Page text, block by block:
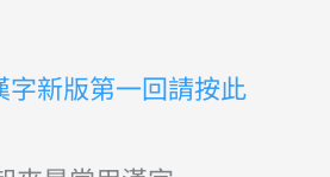
字新版第一回請按此